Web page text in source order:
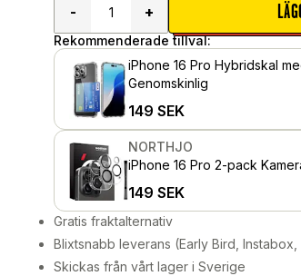
-
+
Rekommenderade tillval:
iPhone 16 Pro Hybridskal
Genomskinlig
149 SEK
NORTHJO
iPhone 16 Pro 2-pack
149 SEK
Gratis fraktalternativ
Blixtsnabb leverans (Early Bird,
Skickas från vårt lager i Sverige